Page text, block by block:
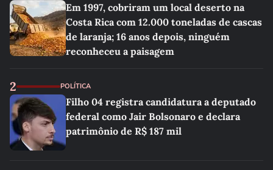
Em 1997, cobriram um local deserto na
Costa Rica com 12.000 toneladas de cascas
de laranja; 16 anos depois, ninguém
reconheceu a paisagem
2 POLÍTICA
Filho 04 registra candidatura a deputado
federal como Jair Bolsonaro e declara
patrimônio de R$ 187 mil